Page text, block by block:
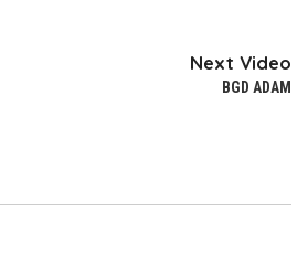
Next Video
BGD ADAM